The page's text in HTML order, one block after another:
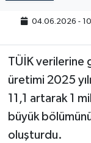
04.06.2026 -
TÜİK verilerine
üretimi 2025
11,1 artarak 1
büyük
oluşturdu.